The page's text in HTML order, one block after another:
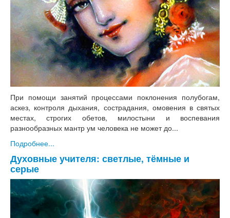
При помощи занятий процессами поклонения полубогам,
аскез, контроля дыхания, сострадания, омовения в святых
местах, строгих обетов, милостыни и воспевания
разнообразных мантр ум человека не может до...
Подробнее...
Духовные учителя: светлые, тёмные и
серые